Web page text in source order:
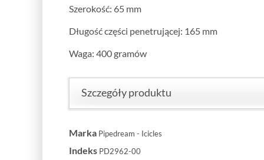
Szerokość: 65 mm
Długość części penetrującej: 165 mm
Waga: 400 gramów
Szczegóły produktu
Marka Pipedream - Icicles
Indeks PD2962-00